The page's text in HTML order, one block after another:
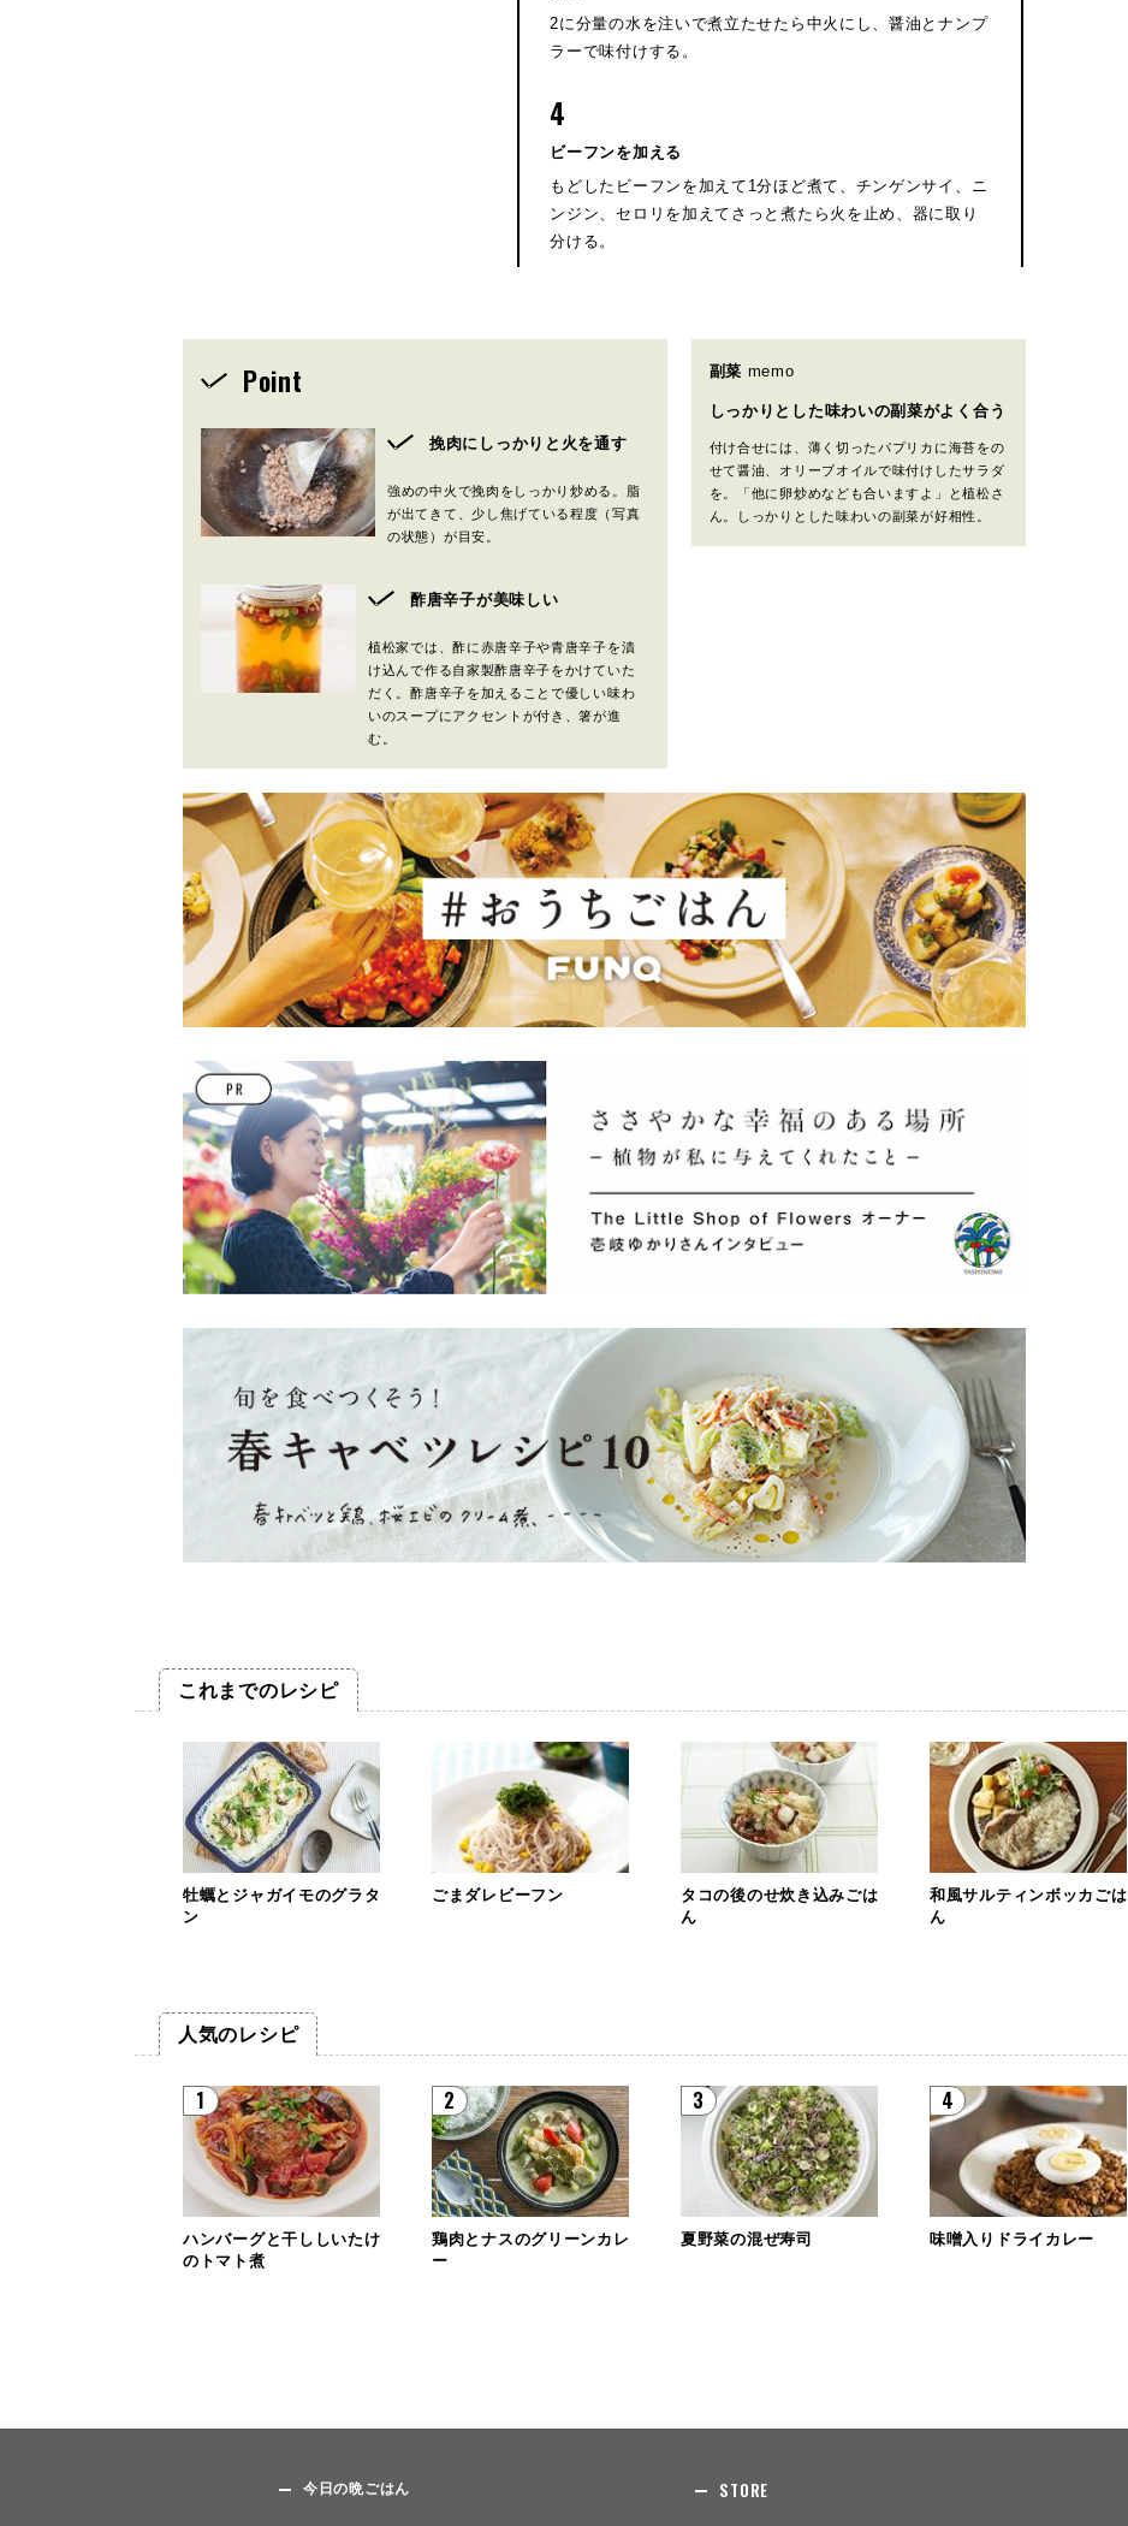
2に分量の水を注いで煮立たせたら中火にし、醤油とナンプ
ラーで味付けする。
4
ビーフンを加える
もどしたビーフンを加えて1分ほど煮て、チンゲンサイ、ニ
ンジン、セロリを加えてさっと煮たら火を止め、器に取り
分ける。
Point
挽肉にしっかりと火を通す
強めの中火で挽肉をしっかり炒める。脂
が出てきて、少し焦げている程度（写真
の状態）が目安。
酢唐辛子が美味しい
植松家では、酢に赤唐辛子や青唐辛子を漬
け込んで作る自家製酢唐辛子をかけていた
だく。酢唐辛子を加えることで優しい味わ
いのスープにアクセントが付き、箸が進
む。
副菜 memo
しっかりとした味わいの副菜がよく合う
付け合せには、薄く切ったパプリカに海苔をの
せて醤油、オリーブオイルで味付けしたサラダ
を。「他に卵炒めなども合いますよ」と植松さ
ん。しっかりとした味わいの副菜が好相性。
これまでのレシピ
牡蠣とジャガイモのグラタ
ン
ごまダレビーフン
タコの後のせ炊き込みごは
ん
和風サルティンボッカごは
ん
人気のレシピ
1
ハンバーグと干ししいたけ
のトマト煮
2
鶏肉とナスのグリーンカレ
ー
3
夏野菜の混ぜ寿司
4
味噌入りドライカレー
今日の晩ごはん
STORE